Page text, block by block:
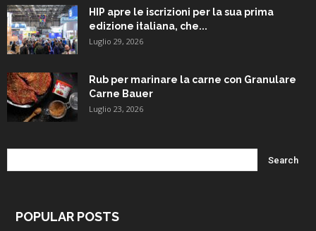
HIP apre le iscrizioni per la sua prima
edizione italiana, che...
Luglio 29, 2026
Rub per marinare la carne con Granulare
Carne Bauer
Luglio 23, 2026
POPULAR POSTS